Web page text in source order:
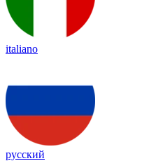
italiano
русский